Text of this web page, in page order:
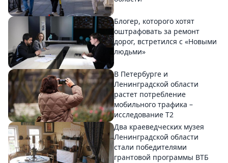
Блогер, которого хотят
оштрафовать за ремонт
дорог, встретился с «Новыми
людьми»
В Петербурге и
Ленинградской области
растет потребление
мобильного трафика –
исследование T2
Два краеведческих музея
Ленинградской области
стали победителями
грантовой программы ВТБ